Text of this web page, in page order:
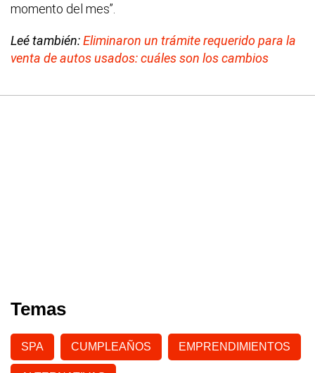
momento del mes”.
Leé también:Eliminaron un trámite requerido para la
venta de autos usados: cuáles son los cambios
Temas
SPA CUMPLEAÑOS EMPRENDIMIENTOS